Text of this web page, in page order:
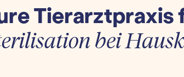
Tierarztpraxis
bei